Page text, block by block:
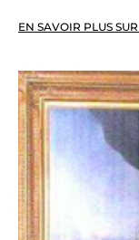
EN SAVOIR PLUS